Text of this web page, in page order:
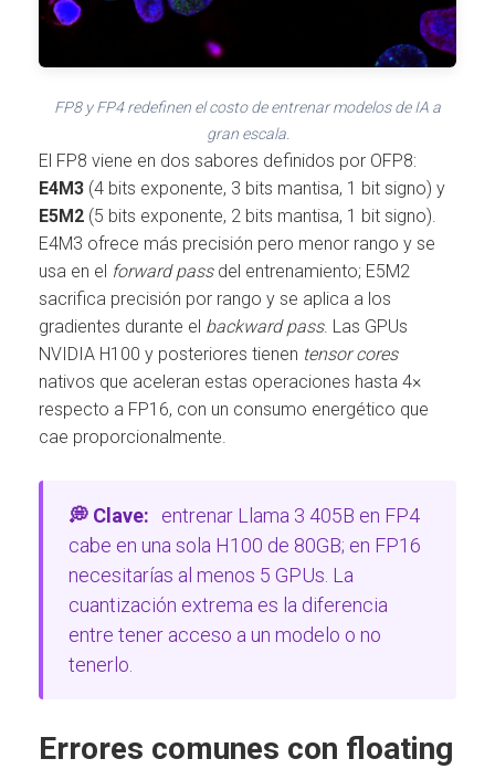
FP8 y FP4 redefinen el costo de entrenar modelos de IA a
gran escala.
El FP8 viene en dos sabores definidos por OFP8:
E4M3 (4 bits exponente, 3 bits mantisa, 1 bit signo) y
E5M2 (5 bits exponente, 2 bits mantisa, 1 bit signo).
E4M3 ofrece más precisión pero menor rango y se
usa en el forward passdel entrenamiento; E5M2
sacrifica precisión por rango y se aplica a los
gradientes durante el backward pass. Las GPUs
NVIDIA H100 y posteriores tienen tensor cores
nativos que aceleran estas operaciones hasta 4×
respecto a FP16, con un consumo energético que
cae proporcionalmente.
💭 Clave:
entrenar Llama 3 405B en FP4
cabe en una sola H100 de 80GB; en FP16
necesitarías al menos 5 GPUs. La
cuantización extrema es la diferencia
entre tener acceso a un modelo o no
tenerlo.
Errores comunes con floating